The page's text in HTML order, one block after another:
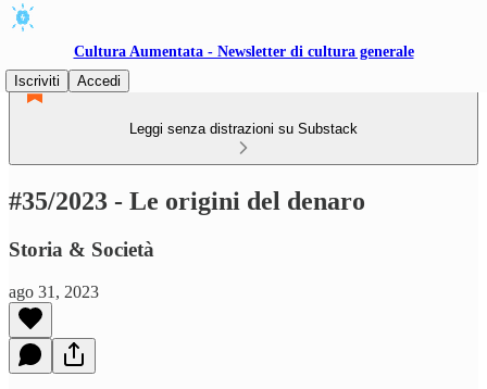
Cultura Aumentata - Newsletter di cultura generale
Iscriviti
Accedi
Leggi senza distrazioni su Substack
#35/2023 - Le origini del denaro
Storia & Società
ago 31, 2023